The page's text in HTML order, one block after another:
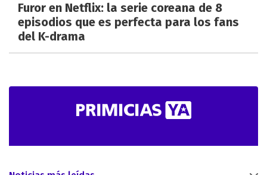
Furor en Netflix: la serie coreana de 8
episodios que es perfecta para los fans
del K-drama